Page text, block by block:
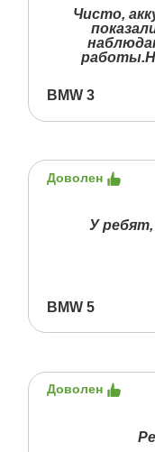
Чисто,
BMW 3
Доволен
У ребят,
BMW 5
Доволен